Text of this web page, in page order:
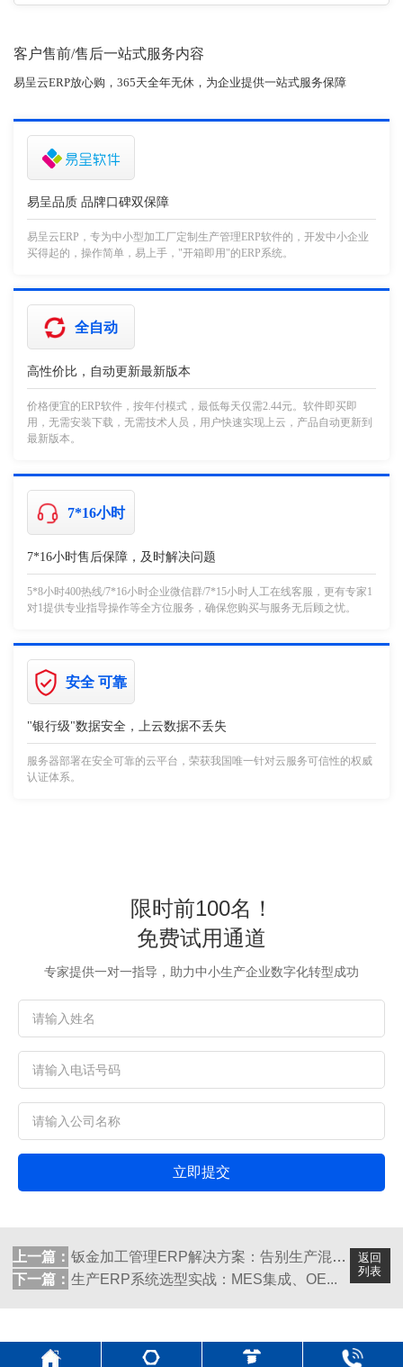
客户售前/售后一站式服务内容
易呈云ERP放心购，365天全年无休，为企业提供一站式服务保障
易呈品质 品牌口碑双保障
易呈云ERP，专为中小型加工厂定制生产管理ERP软件的，开发中小企业
买得起的，操作简单，易上手，"开箱即用"的ERP系统。
全自动
高性价比，自动更新最新版本
价格便宜的ERP软件，按年付模式，最低每天仅需2.44元。软件即买即
用，无需安装下载，无需技术人员，用户快速实现上云，产品自动更新到
最新版本。
7*16小时
7*16小时售后保障，及时解决问题
5*8小时400热线/7*16小时企业微信群/7*15小时人工在线客服，更有专家1
对1提供专业指导操作等全方位服务，确保您购买与服务无后顾之忧。
安全 可靠
"银行级"数据安全，上云数据不丢失
服务器部署在安全可靠的云平台，荣获我国唯一针对云服务可信性的权威
认证体系。
限时前100名！
免费试用通道
专家提供一对一指导，助力中小生产企业数字化转型成功
立即提交
返回
列表
上一篇： 钣金加工管理ERP解决方案：告别生产混乱...
下一篇： 生产ERP系统选型实战：MES集成、OE...